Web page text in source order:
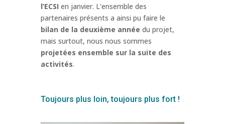
l’ECSI en janvier. L’ensemble des
partenaires présents a ainsi pu faire le
bilan de la deuxième année du projet,
mais surtout, nous nous sommes
projetées ensemble sur la suite des
activités.
Toujours plus loin, toujours plus fort !